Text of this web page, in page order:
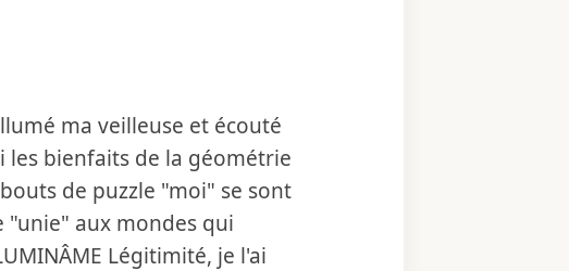
ma veilleuse et écouté
les bienfaits de la géométrie
de puzzle "moi" se sont
"unie" aux mondes qui
Légitimité, je l'ai